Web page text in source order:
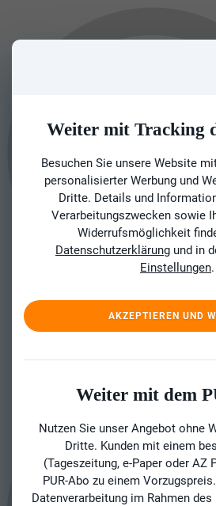
Weiter mit Tracking
Besuchen Sie unsere Website
personalisierter Werbung und
Dritte. Details und
Verarbeitungszwecken sowie
Widerrufsmöglichkeit
Datenschutzerklärung und in
Einstellungen.
AKZEPTIEREN UND
Weiter mit dem
Nutzen Sie unser Angebot ohne
Dritte. Kunden mit einem
(Tageszeitung, e-Paper oder AZ
PUR-Abo zu einem
Datenverarbeitung im Rahmen des